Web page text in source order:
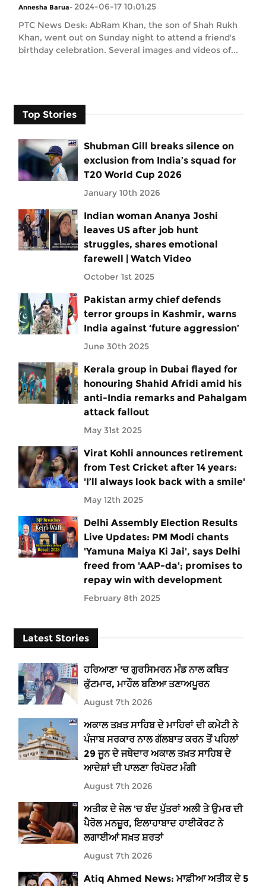
Annesha Barua- 2024-06-17 10:01:25
PTC News Desk: AbRam Khan, the son of Shah Rukh
Khan, went out on Sunday night to attend a friend's
birthday celebration. Several images and videos of...
Top Stories
Shubman Gill breaks silence on
exclusion from India’s squad for
T20 World Cup 2026
January 10th 2026
Indian woman Ananya Joshi
leaves US after job hunt
struggles, shares emotional
farewell | Watch Video
October 1st 2025
Pakistan army chief defends
terror groups in Kashmir, warns
India against ‘future aggression’
June 30th 2025
Kerala group in Dubai flayed for
honouring Shahid Afridi amid his
anti-India remarks and Pahalgam
attack fallout
May 31st 2025
Virat Kohli announces retirement
from Test Cricket after 14 years:
'I’ll always look back with a smile'
May 12th 2025
Delhi Assembly Election Results
Live Updates: PM Modi chants
'Yamuna Maiya Ki Jai', says Delhi
freed from 'AAP-da'; promises to
repay win with development
February 8th 2025
Latest Stories
ਹਰਿਆਣਾ 'ਚ ਗੁਰਸਿਮਰਨ ਮੰਡ ਨਾਲ ਕਥਿਤ
ਕੁੱਟਮਾਰ, ਮਾਹੌਲ ਬਣਿਆ ਤਣਾਅਪੂਰਨ
August 7th 2026
ਅਕਾਲ ਤਖ਼ਤ ਸਾਹਿਬ ਦੇ ਮਾਹਿਰਾਂ ਦੀ ਕਮੇਟੀ ਨੇ
ਪੰਜਾਬ ਸਰਕਾਰ ਨਾਲ ਗੱਲਬਾਤ ਕਰਨ ਤੋਂ ਪਹਿਲਾਂ
29 ਜੂਨ ਦੇ ਜਥੇਦਾਰ ਅਕਾਲ ਤਖ਼ਤ ਸਾਹਿਬ ਦੇ
ਆਦੇਸ਼ਾਂ ਦੀ ਪਾਲਣਾ ਰਿਪੋਰਟ ਮੰਗੀ
August 7th 2026
ਅਤੀਕ ਦੇ ਜੇਲ 'ਚ ਬੰਦ ਪੁੱਤਰਾਂ ਅਲੀ ਤੇ ਉਮਰ ਦੀ
ਪੈਰੋਲ ਮਨਜ਼ੂਰ, ਇਲਾਹਾਬਾਦ ਹਾਈਕੋਰਟ ਨੇ
ਲਗਾਈਆਂ ਸਖ਼ਤ ਸ਼ਰਤਾਂ
August 7th 2026
Atiq Ahmed News: ਮਾਫ਼ੀਆ ਅਤੀਕ ਦੇ 5